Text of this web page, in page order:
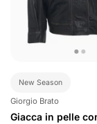
New Season
Giorgio Brato
Giacca in pelle